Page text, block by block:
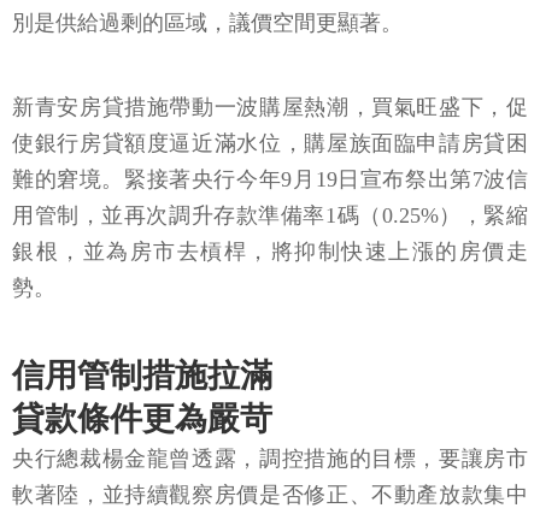
別是供給過剩的區域，議價空間更顯著。
新青安房貸措施帶動一波購屋熱潮，買氣旺盛下，促
使銀行房貸額度逼近滿水位，購屋族面臨申請房貸困
難的窘境。緊接著央行今年9月19日宣布祭出第7波信
用管制，並再次調升存款準備率1碼（0.25%），緊縮
銀根，並為房市去槓桿，將抑制快速上漲的房價走
勢。
信用管制措施拉滿
貸款條件更為嚴苛
央行總裁楊金龍曾透露，調控措施的目標，要讓房市
軟著陸，並持續觀察房價是否修正、不動產放款集中